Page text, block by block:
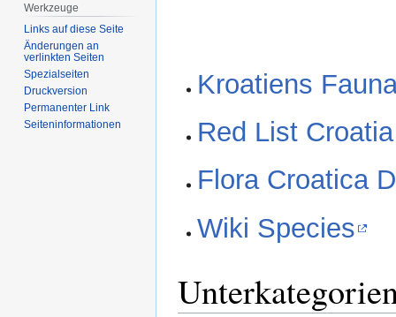
Kroatiens
Red List Croatia
Flora Croatica
Wiki Species
Werkzeuge
Links auf diese Seite
Änderungen an
verlinkten Seiten
Spezialseiten
Druckversion
Permanenter Link
Seiten­informationen